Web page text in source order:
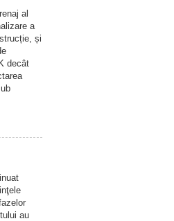
al
a
și
decât
au